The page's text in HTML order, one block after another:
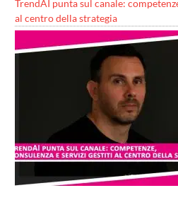
TrendAI punta sul canale:
al centro della strategia